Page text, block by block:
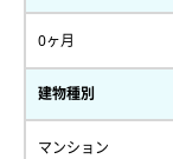
0ヶ月
建物種別
マンション